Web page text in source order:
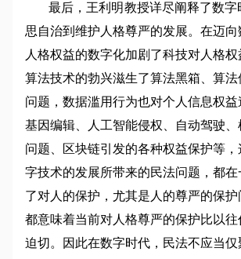
最后，王利明教授详尽阐释了数
思自治到维护人格尊严的发展。在迈向
人格权益的数字化加剧了科技对人格权
算法技术的勃兴滋生了算法黑箱、算
问题，数据滥用行为也对个人信息权益
基因编辑、人工智能侵权、自动驾驶
问题、区块链引发的各种权益保护等
字技术的发展所带来的民法问题，都在
了对人的保护，尤其是人的尊严的保
都意味着当前对人格尊严的保护比以
迫切。因此在数字时代，民法不应当